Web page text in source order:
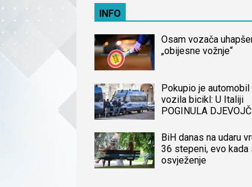
INFO
Osam vozača
„obijesne vožnje“
Pokupio je automobil
vozila bicikl: U Italiji
POGINULA
tijela
BiH danas na udaru
36 stepeni, evo kada
osvježenje